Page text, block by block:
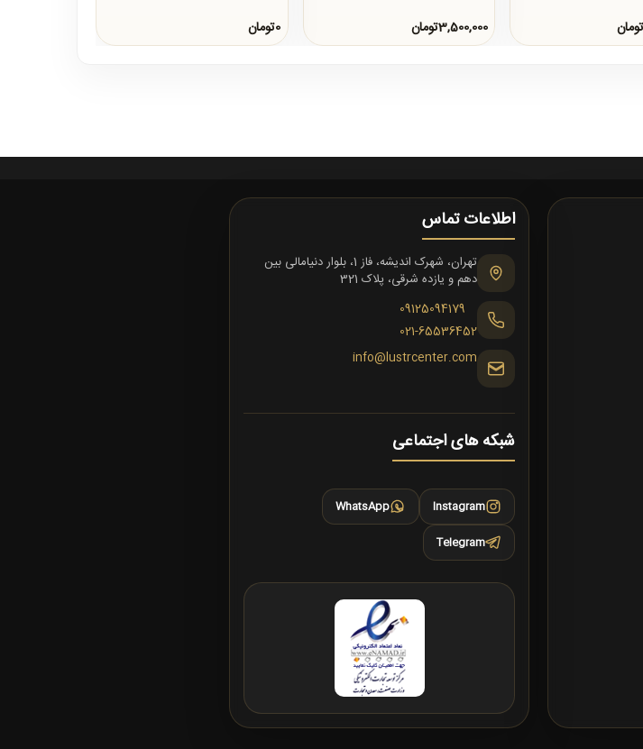
3,500,000تومان 0تومان
اطلاعات تماس
تهران، شهرک اندیشه، فاز 1، بلوار دنیامالی بین
دهم و یازده شرقی، پلاک 321
09125094179
021-65536452
info@lustrcenter.com
شبکه های اجتماعی
Instagram
WhatsApp
Telegram